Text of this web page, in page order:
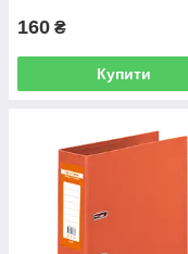
160 ₴
Купити